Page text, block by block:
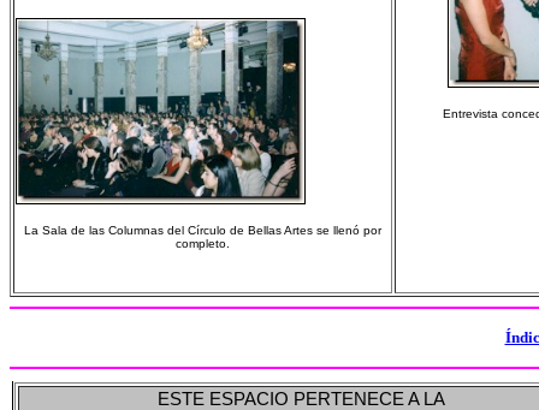
La Sala de las Columnas del Círculo de Bellas Artes se llenó por
completo.
Entrevista
ESTE ESPACIO PERTENECE A LA